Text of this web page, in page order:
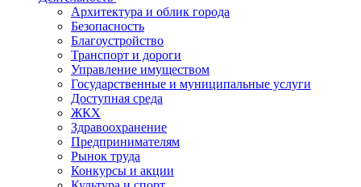
Архитектура и облик города
Безопасность
Благоустройство
Транспорт и дороги
Управление имуществом
Государственные и муниципальные услуги
Доступная среда
ЖКХ
Здравоохранение
Предпринимателям
Рынок труда
Конкурсы и акции